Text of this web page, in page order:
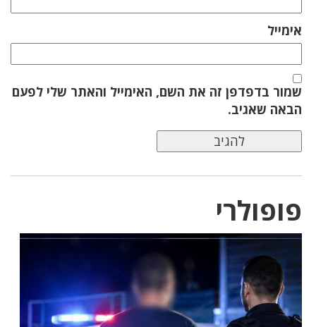
אימייל
שמור בדפדפן זה את השם, האימייל והאתר שלי לפעם
הבאה שאגיב.
פופולרי